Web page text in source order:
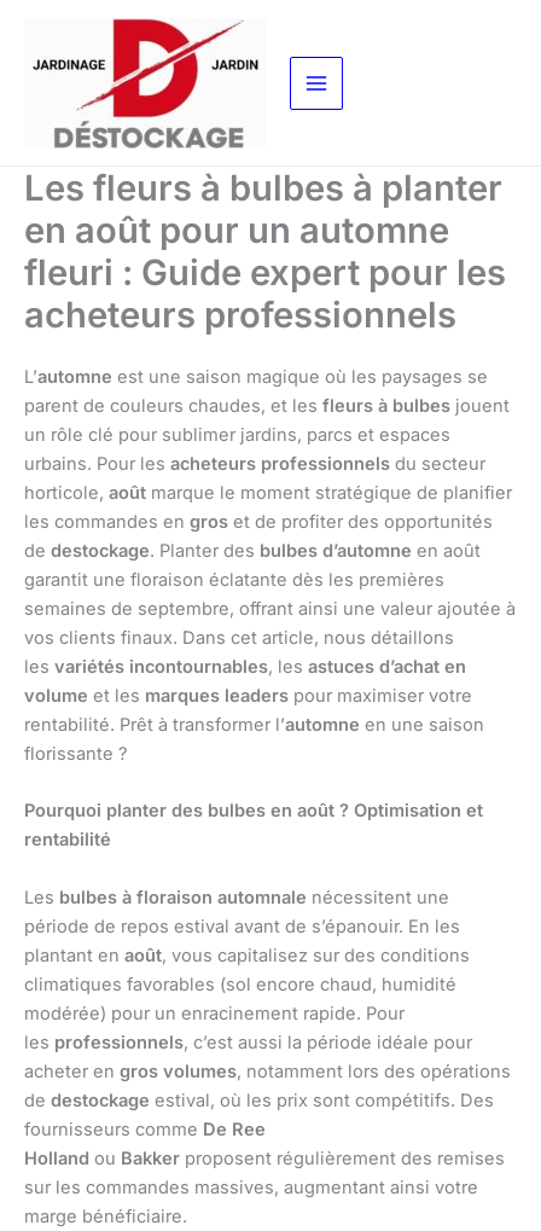
contenu
Les fleurs à bulbes à planter
en août pour un automne
fleuri : Guide expert pour les
acheteurs professionnels
L’automne est une saison magique où les paysages se
parent de couleurs chaudes, et les fleurs à bulbes jouent
un rôle clé pour sublimer jardins, parcs et espaces
urbains. Pour les acheteurs professionnels du secteur
horticole, août marque le moment stratégique de planifier
les commandes en gros et de profiter des opportunités
de destockage. Planter des bulbes d’automne en août
garantit une floraison éclatante dès les premières
semaines de septembre, offrant ainsi une valeur ajoutée à
vos clients finaux. Dans cet article, nous détaillons
les variétés incontournables, les astuces d’achat en
volume et les marques leaders pour maximiser votre
rentabilité. Prêt à transformer l’automne en une saison
florissante ?
Pourquoi planter des bulbes en août ? Optimisation et
rentabilité
Les bulbes à floraison automnale nécessitent une
période de repos estival avant de s’épanouir. En les
plantant en août, vous capitalisez sur des conditions
climatiques favorables (sol encore chaud, humidité
modérée) pour un enracinement rapide. Pour
les professionnels, c’est aussi la période idéale pour
acheter en gros volumes, notamment lors des opérations
de destockage estival, où les prix sont compétitifs. Des
fournisseurs comme De Ree
Holland ou Bakker proposent régulièrement des remises
sur les commandes massives, augmentant ainsi votre
marge bénéficiaire.